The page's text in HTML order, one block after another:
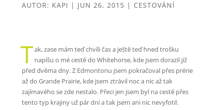
AUTOR: KAPI | JUN 26, 2015 | CESTOVÁNÍ
Tak, zase mám teď chvíli čas a ještě teď hned trošku
napíšu o mé cestě do Whitehorse, kde jsem dorazil již
před dvěma dny. Z Edmontonu jsem pokračoval přes prérie
až do Grande Prairie, kde jsem ztrávil noc a nic až tak
zajímavého se zde nestalo. Přeci jen jsem byl na cestě přes
tento typ krajiny už pár dní a tak jsem ani nic nevyfotil.